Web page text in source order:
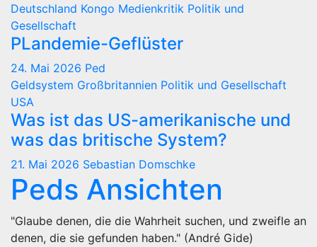
Deutschland Kongo Medienkritik Politik und
Gesellschaft
PLandemie-Geflüster
24. Mai 2026 Ped
Geldsystem Großbritannien Politik und Gesellschaft
USA
Was ist das US-amerikanische und
was das britische System?
21. Mai 2026 Sebastian Domschke
Peds Ansichten
"Glaube denen, die die Wahrheit suchen, und zweifle an
denen, die sie gefunden haben." (André Gide)